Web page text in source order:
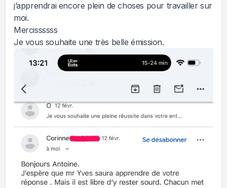
j’apprendrai encore plein de choses pour travailler sur
moi.
Mercissssss
Je vous souhaite une très belle émission.